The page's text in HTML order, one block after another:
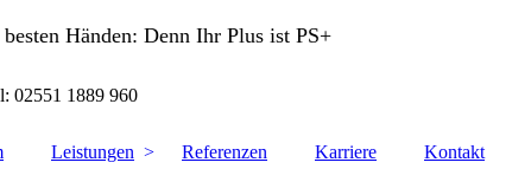
Händen: Denn Ihr Plus ist PS+
02551 1889 960
Leistungen Referenzen Karriere Kontakt